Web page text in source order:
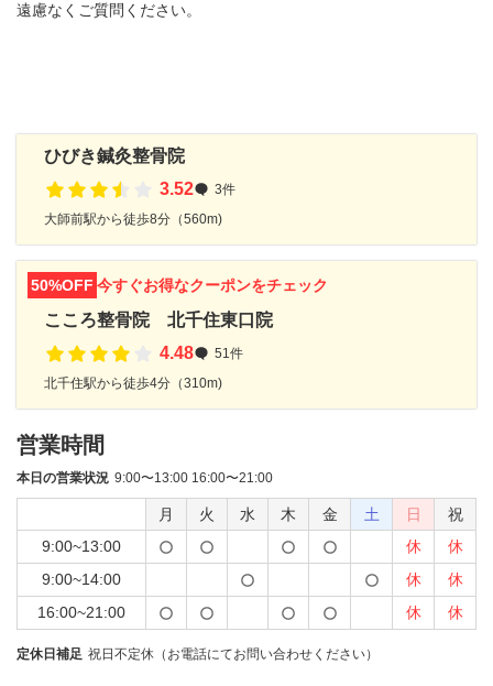
遠慮なくご質問ください。
ひびき鍼灸整骨院
3.52
3件
大師前駅から徒歩8分（560m)
50%OFF 今すぐお得なクーポンをチェック
こころ整骨院 北千住東口院
4.48
51件
北千住駅から徒歩4分（310m)
営業時間
本日の営業状況 9:00〜13:00 16:00〜21:00
月 火 水 木 金 土 日
祝
9:00~13:00
休
休
9:00~14:00
休
休
16:00~21:00
休 休
定休日補足 祝日不定休（お電話にてお問い合わせください）